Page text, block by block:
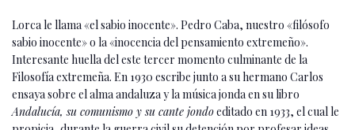
Lorca le llama «el sabio inocente». Pedro Caba, nuestro «filósofo
sabio inocente» o la «inocencia del pensamiento extremeño».
Interesante huella del este tercer momento culminante de la
Filosofía extremeña. En 1930 escribe junto a su hermano Carlos
ensaya sobre el alma andaluza y la música jonda en su libro
Andalucía, su comunismo y su cante jondoeditado en 1933, el cual le